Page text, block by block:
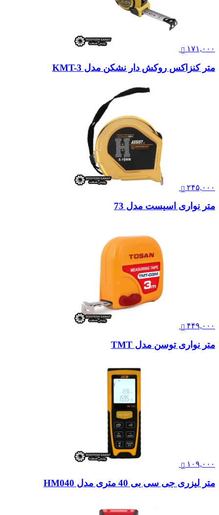
۱۷۱,۰۰۰
متر کنزاکس روکش دار نشکن مدل KMT-3
۲۴۵,۰۰۰
متر نواری اسیست مدل 73
۴۴۹,۰۰۰
متر نواری توسن مدل TMT
۱۰۹,۰۰۰
متر لیزری جی سی بی 40 متری مدل HM040